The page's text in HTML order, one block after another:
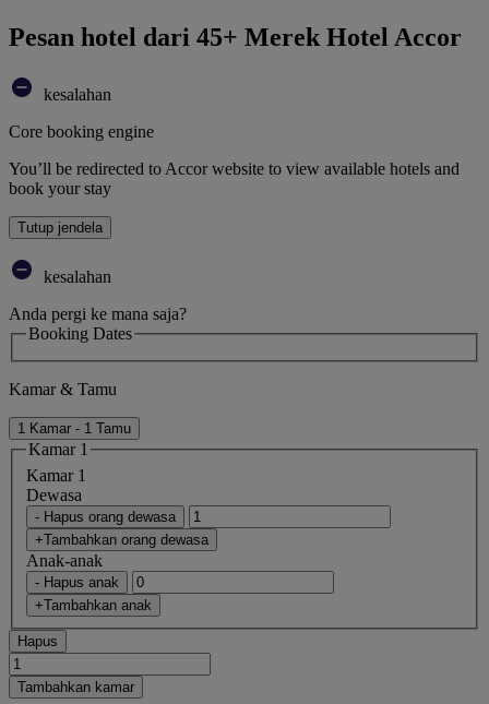
Pesan hotel dari 45+ Merek Hotel Accor
kesalahan
Core booking engine
You’ll be redirected to Accor website to view available hotels and
book your stay
Tutup jendela
kesalahan
Anda pergi ke mana saja?
Booking Dates
Kamar & Tamu
1 Kamar - 1 Tamu
Kamar 1
Kamar 1
Dewasa
- Hapus orang dewasa
+Tambahkan orang dewasa
Anak-anak
- Hapus anak
+Tambahkan anak
Hapus
Tambahkan kamar